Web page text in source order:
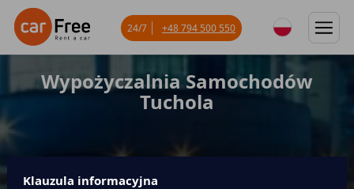
Wypożyczalnia Samochodów
Tuchola
24/7 +48 794 500 550
Klauzula informacyjna